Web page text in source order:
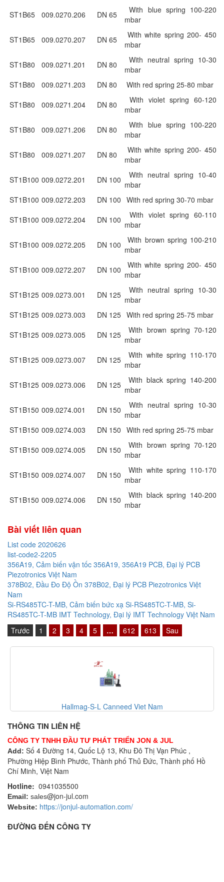
ST1B65
009.0270.206 DN 65
With blue spring 100-220
mbar
ST1B65
009.0270.207 DN 65
With white spring 200- 450
mbar
ST1B80
009.0271.201 DN 80
With neutral spring 10-30
mbar
ST1B80
009.0271.203 DN 80
With red spring 25-80 mbar
ST1B80
009.0271.204 DN 80
With violet spring 60-120
mbar
ST1B80
009.0271.206 DN 80
With blue spring 100-220
mbar
ST1B80
009.0271.207 DN 80
With white spring 200- 450
mbar
ST1B100 009.0272.201 DN 100
With neutral spring 10-40
mbar
ST1B100 009.0272.203 DN 100 With red spring 30-70 mbar
ST1B100 009.0272.204 DN 100
With violet spring 60-110
mbar
ST1B100 009.0272.205 DN 100
With brown spring 100-210
mbar
ST1B100 009.0272.207 DN 100
With white spring 200- 450
mbar
ST1B125 009.0273.001 DN 125
With neutral spring 10-30
mbar
ST1B125 009.0273.003 DN 125 With red spring 25-75 mbar
ST1B125 009.0273.005 DN 125
With brown spring 70-120
mbar
ST1B125 009.0273.007 DN 125
With white spring 110-170
mbar
ST1B125 009.0273.006 DN 125
With black spring 140-200
mbar
ST1B150 009.0274.001 DN 150
With neutral spring 10-30
mbar
ST1B150 009.0274.003 DN 150 With red spring 25-75 mbar
ST1B150 009.0274.005 DN 150
With brown spring 70-120
mbar
ST1B150 009.0274.007 DN 150
With white spring 110-170
mbar
ST1B150 009.0274.006 DN 150
With black spring 140-200
mbar
Bài viết liên quan
List code 2020626
list-code2-2205
356A19, Cảm biến vận tốc 356A19, 356A19 PCB, Đại lý PCB
Piezotronics Việt Nam
378B02, Đầu Đo Độ Ồn 378B02, Đại lý PCB Piezotronics Việt
Nam
Si-RS485TC-T-MB, Cảm biến bức xạ Si-RS485TC-T-MB, Si-
RS485TC-T-MB IMT Technology, Đại lý IMT Technology Việt Nam
Trước
1 2 3 4 5 … 612 613 Sau
Hallmag-S-L Canneed Viet Nam
THÔNG TIN LIÊN HỆ
CÔNG TY TNHH ĐẦU TƯ PHÁT TRIỂN JON & JUL
Add: Số 4 Đường 14, Quốc Lộ 13, Khu Đô Thị Vạn Phúc ,
Phường Hiệp Bình Phước, Thành phố Thủ Đức, Thành phố Hồ
Chí Minh, Việt Nam
Hotline: 0941035500
Email: sales@jon-jul.com
Website: https://jonjul-automation.com/
ĐƯỜNG ĐẾN CÔNG TY